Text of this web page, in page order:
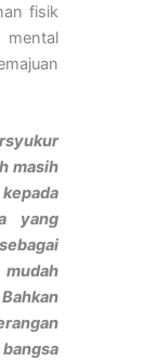
fisik
masih
yang